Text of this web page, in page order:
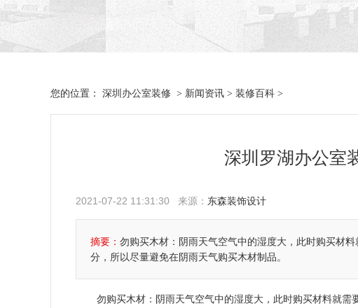
您的位置： 深圳办公室装修 > 新闻资讯 > 装修百科 >
深圳罗湖办公室
2021-07-22 11:31:30 来源： 东森装饰设计
摘要： 勿购买木材：阴雨天气空气中的湿度大，此时购买材
分，所以尽量避免在阴雨天气购买木材制品。
勿购买木材：阴雨天气空气中的湿度大，此时购买材料就